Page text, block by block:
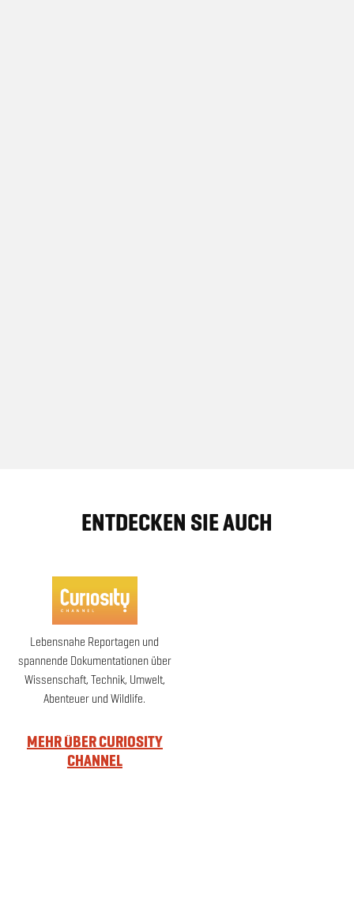
ENTDECKEN SIE AUCH
Lebensnahe Reportagen und
spannende Dokumentationen über
Wissenschaft, Technik, Umwelt,
Abenteuer und Wildlife.
MEHR ÜBER CURIOSITY
CHANNEL